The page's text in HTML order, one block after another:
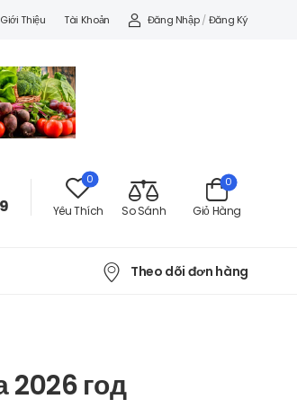
Giới Thiệu Tài Khoản Đăng Nhập / Đăng Ký
0
Yêu Thích So Sánh Giỏ Hàng
0
Theo dõi đơn hàng
2026 год